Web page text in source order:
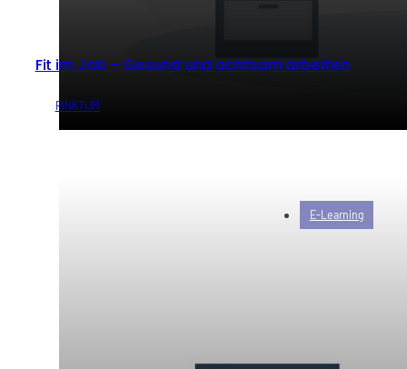
Fit im Job – Gesund und achtsam arbeiten
PINKTUM
E-Learning